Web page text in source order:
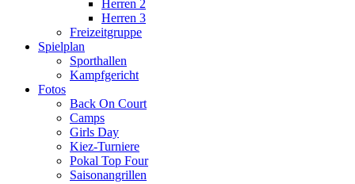
Herren 2
Herren 3
Freizeitgruppe
Spielplan
Sporthallen
Kampfgericht
Fotos
Back On Court
Camps
Girls Day
Kiez-Turniere
Pokal Top Four
Saisonangrillen